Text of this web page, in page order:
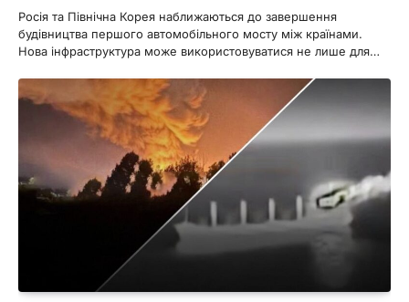
Росія та Північна Корея наближаються до завершення
будівництва першого автомобільного мосту між країнами.
Нова інфраструктура може використовуватися не лише для…